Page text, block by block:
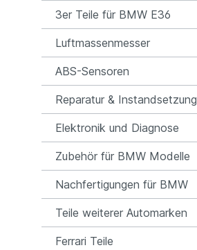
3er Teile für BMW E36
Luftmassenmesser
ABS-Sensoren
Reparatur & Instandsetzung
Elektronik und Diagnose
Zubehör für BMW Modelle
Nachfertigungen für BMW
Teile weiterer Automarken
Ferrari Teile